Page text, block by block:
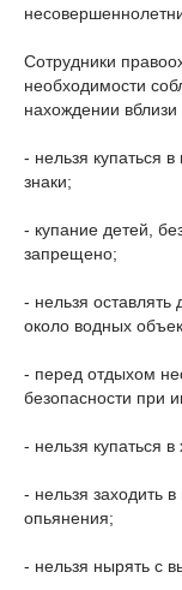
Сотрудники
необходимости
нахождении
- нельзя купаться
знаки;
- купание детей,
запрещено;
- нельзя
около водных
- перед отдыхом
безопасности при
- нельзя купаться
- нельзя заходить
опьянения;
- нельзя нырять с